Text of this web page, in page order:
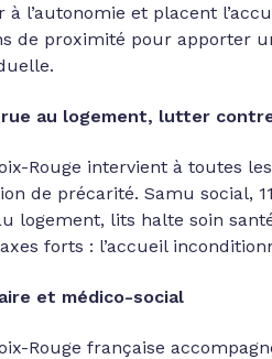
à l’autonomie et placent
de proximité pour apporter
rue au logement, lutter
Rouge intervient à toutes
de précarité. Samu social,
logement, lits halte soin
forts : l’accueil
et médico-social
Rouge française